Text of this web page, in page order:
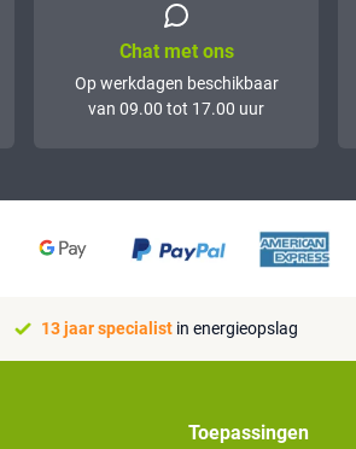
Chat met ons
Op werkdagen beschikbaar
van 09.00 tot 17.00 uur
13 jaar specialist in energieopslag
Toepassingen